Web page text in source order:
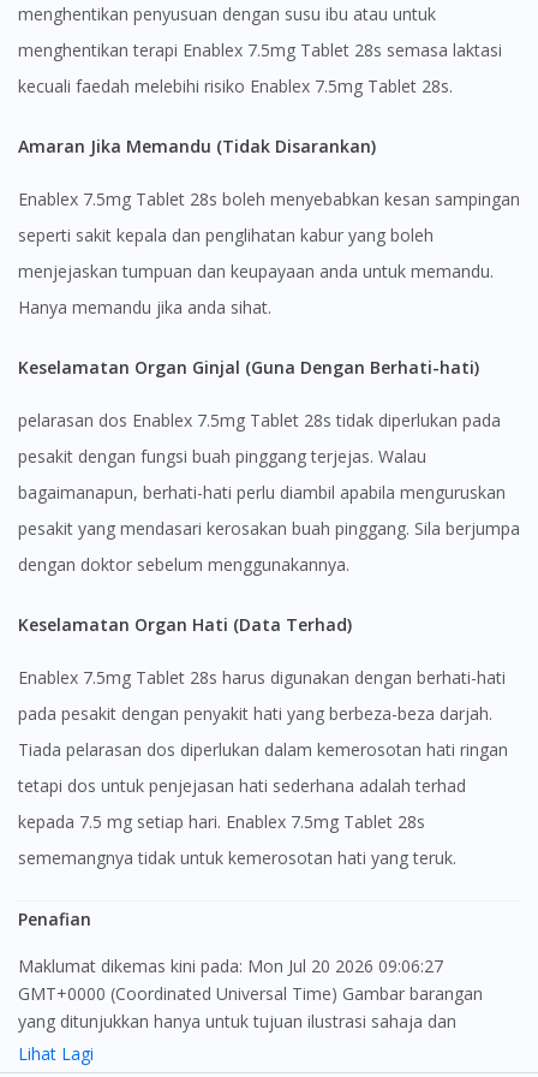
menghentikan penyusuan dengan susu ibu atau untuk
menghentikan terapi Enablex 7.5mg Tablet 28s semasa laktasi
kecuali faedah melebihi risiko Enablex 7.5mg Tablet 28s.
Amaran Jika Memandu (Tidak Disarankan)
Enablex 7.5mg Tablet 28s boleh menyebabkan kesan sampingan
seperti sakit kepala dan penglihatan kabur yang boleh
menjejaskan tumpuan dan keupayaan anda untuk memandu.
Hanya memandu jika anda sihat.
Keselamatan Organ Ginjal (Guna Dengan Berhati-hati)
pelarasan dos Enablex 7.5mg Tablet 28s tidak diperlukan pada
pesakit dengan fungsi buah pinggang terjejas. Walau
bagaimanapun, berhati-hati perlu diambil apabila menguruskan
pesakit yang mendasari kerosakan buah pinggang. Sila berjumpa
dengan doktor sebelum menggunakannya.
Keselamatan Organ Hati (Data Terhad)
Enablex 7.5mg Tablet 28s harus digunakan dengan berhati-hati
pada pesakit dengan penyakit hati yang berbeza-beza darjah.
Tiada pelarasan dos diperlukan dalam kemerosotan hati ringan
tetapi dos untuk penjejasan hati sederhana adalah terhad
kepada 7.5 mg setiap hari. Enablex 7.5mg Tablet 28s
sememangnya tidak untuk kemerosotan hati yang teruk.
Penafian
Maklumat dikemas kini pada: Mon Jul 20 2026 09:06:27
GMT+0000 (Coordinated Universal Time) Gambar barangan
yang ditunjukkan hanya untuk tujuan ilustrasi sahaja dan
mungkin tidak seperti produk yang sebenar
Lihat Lagi